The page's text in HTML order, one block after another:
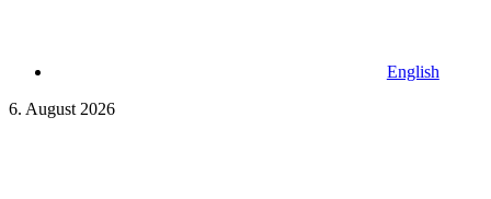
English
6. August 2026